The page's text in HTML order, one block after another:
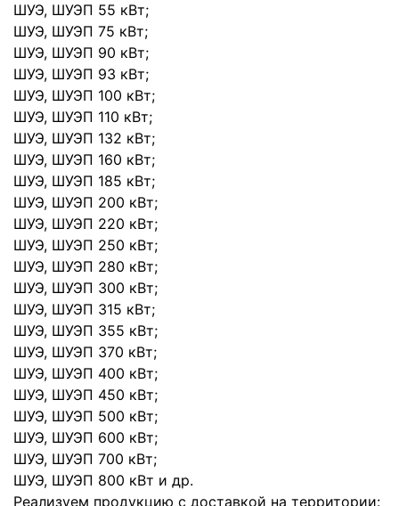
ШУЭ, ШУЭП 55 кВт;
ШУЭ, ШУЭП 75 кВт;
ШУЭ, ШУЭП 90 кВт;
ШУЭ, ШУЭП 93 кВт;
ШУЭ, ШУЭП 100 кВт;
ШУЭ, ШУЭП 110 кВт;
ШУЭ, ШУЭП 132 кВт;
ШУЭ, ШУЭП 160 кВт;
ШУЭ, ШУЭП 185 кВт;
ШУЭ, ШУЭП 200 кВт;
ШУЭ, ШУЭП 220 кВт;
ШУЭ, ШУЭП 250 кВт;
ШУЭ, ШУЭП 280 кВт;
ШУЭ, ШУЭП 300 кВт;
ШУЭ, ШУЭП 315 кВт;
ШУЭ, ШУЭП 355 кВт;
ШУЭ, ШУЭП 370 кВт;
ШУЭ, ШУЭП 400 кВт;
ШУЭ, ШУЭП 450 кВт;
ШУЭ, ШУЭП 500 кВт;
ШУЭ, ШУЭП 600 кВт;
ШУЭ, ШУЭП 700 кВт;
ШУЭ, ШУЭП 800 кВт и др.
Реализуем продукцию с доставкой на территории: